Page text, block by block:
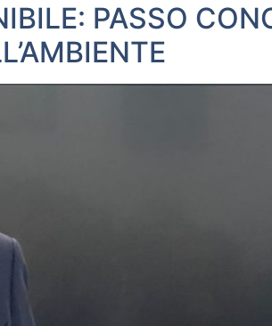
PASSO